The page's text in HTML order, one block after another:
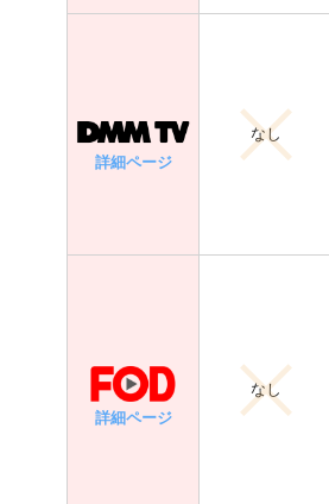
詳細ページ
なし
詳細ページ
なし